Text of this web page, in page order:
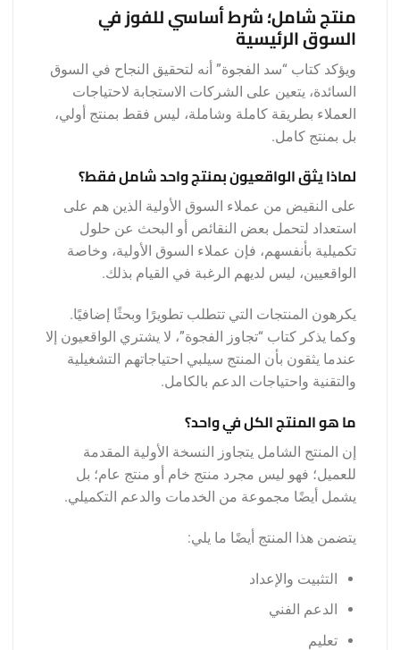
منتج شامل؛ شرط أساسي للفوز في
السوق الرئيسية
ويؤكد كتاب “سد الفجوة” أنه لتحقيق النجاح في السوق
السائدة، يتعين على الشركات الاستجابة لاحتياجات
العملاء بطريقة كاملة وشاملة، ليس فقط بمنتج أولي،
بل بمنتج كامل.
لماذا يثق الواقعيون بمنتج واحد شامل فقط؟
على النقيض من عملاء السوق الأولية الذين هم على
استعداد لتحمل بعض النقائص أو البحث عن حلول
تكميلية بأنفسهم، فإن عملاء السوق الأولية، وخاصة
الواقعيين، ليس لديهم الرغبة في القيام بذلك.
يكرهون المنتجات التي تتطلب تطويرًا وبحثًا إضافيًا.
وكما يذكر كتاب “تجاوز الفجوة”، لا يشتري الواقعيون إلا
عندما يثقون بأن المنتج سيلبي احتياجاتهم التشغيلية
والتقنية واحتياجات الدعم بالكامل.
ما هو المنتج الكل في واحد؟
إن المنتج الشامل يتجاوز النسخة الأولية المقدمة
للعميل؛ فهو ليس مجرد منتج خام أو منتج عام؛ بل
يشمل أيضًا مجموعة من الخدمات والدعم التكميلي.
يتضمن هذا المنتج أيضًا ما يلي:
التثبيت والإعداد
الدعم الفني
تعليم